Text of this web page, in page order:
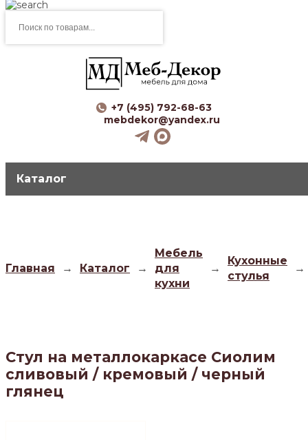
товаров
+7 (495) 792-68-63
mebdekor@yandex.ru
Каталог
Главная → Каталог →
Мебель
для
кухни
→
Кухонные
стулья
→
Стул на металлокаркасе Сиолим
сливовый / кремовый / черный
глянец